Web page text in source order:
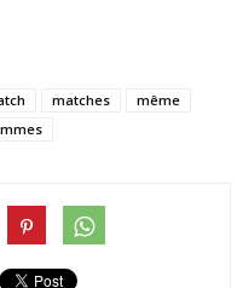
matches
même